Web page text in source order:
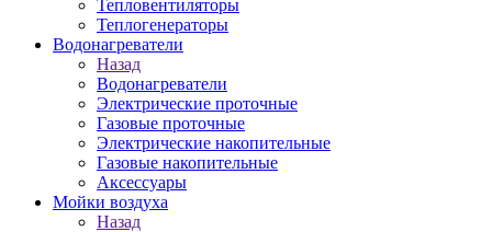
Тепловентиляторы
Теплогенераторы
Водонагреватели
Назад
Водонагреватели
Электрические проточные
Газовые проточные
Электрические накопительные
Газовые накопительные
Аксессуары
Мойки воздуха
Назад